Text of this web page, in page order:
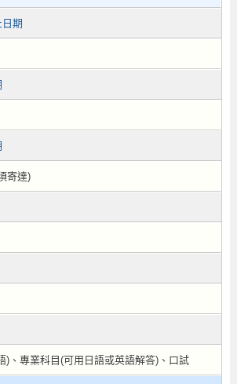
期
寄達)
)、專業科目(可用日語或英語解答)、口試